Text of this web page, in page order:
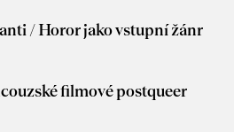
/ Horor jako vstupní žánr
filmové postqueer